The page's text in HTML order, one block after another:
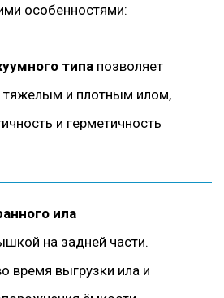
особенностями:
типа позволяет
тяжелым и плотным илом,
и герметичность
ила
на задней части.
время выгрузки ила и